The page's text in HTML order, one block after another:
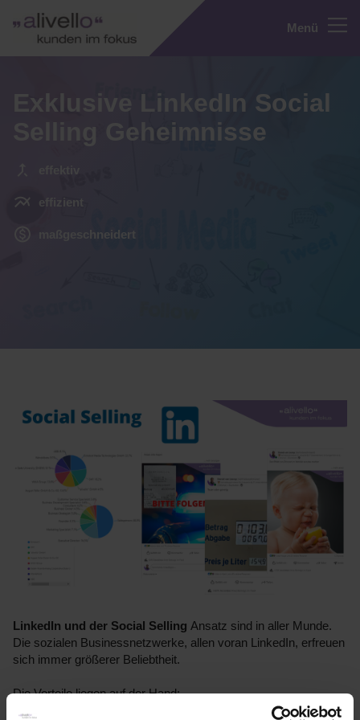
Menü
Exklusive LinkedIn Social
Selling Geheimnisse
effizient
maßgeschneidert
LinkedIn und der Social Selling Ansatz sind in aller Munde.
Die sozialen Businessnetzwerke, allen voran LinkedIn, erfreuen
sich immer größerer Beliebtheit.
Die Vorteile liegen auf der Hand: